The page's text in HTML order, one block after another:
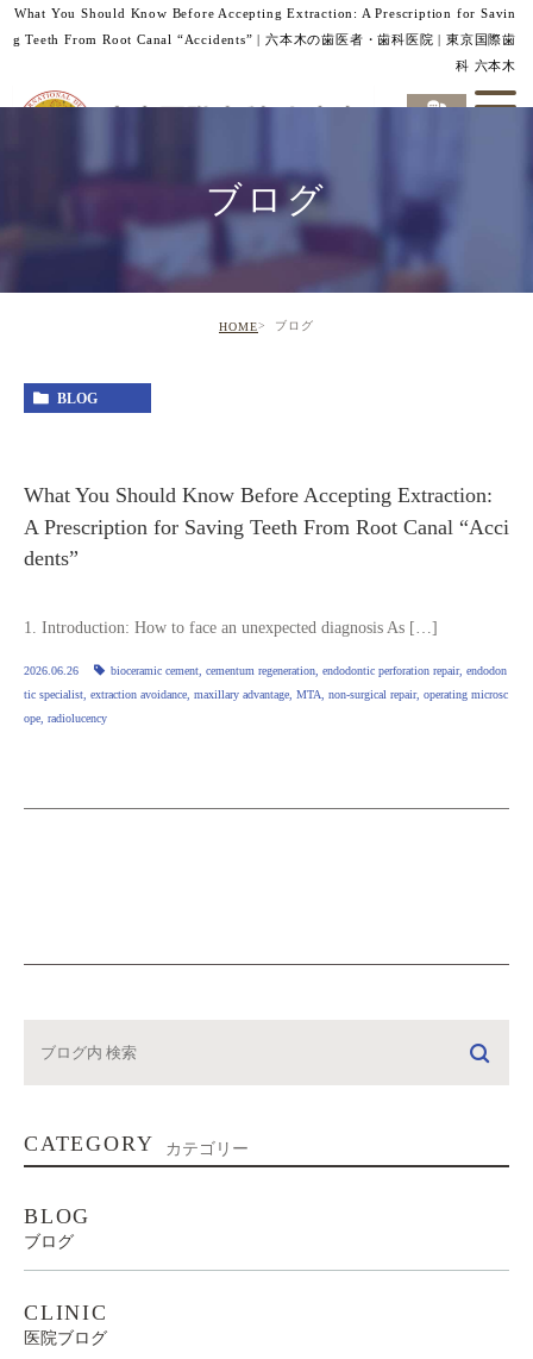
What You Should Know Before Accepting Extraction: A Prescription for Savin
g Teeth From Root Canal “Accidents” | 六本木の歯医者・歯科医院 | 東京国際歯
科 六本木
ブログ
HOME ブログ
BLOG
What You Should Know Before Accepting Extraction:
A Prescription for Saving Teeth From Root Canal “Acci
dents”
1. Introduction: How to face an unexpected diagnosis As […]
2026.06.26 bioceramic cement, cementum regeneration, endodontic perforation repair, endodon
tic specialist, extraction avoidance, maxillary advantage, MTA, non‑surgical repair, operating microsc
ope, radiolucency
CATEGORY カテゴリー
BLOG
ブログ
CLINIC
医院ブログ